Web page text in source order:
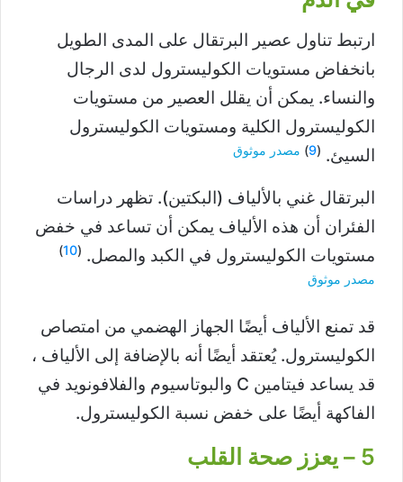
ارتبط تناول عصير البرتقال على المدى الطويل
بانخفاض مستويات الكوليسترول لدى الرجال
والنساء. يمكن أن يقلل العصير من مستويات
الكوليسترول الكلية ومستويات الكوليسترول
السيئ. (
9
) مصدر موثوق
البرتقال غني بالألياف (البكتين). تظهر دراسات
الفئران أن هذه الألياف يمكن أن تساعد في خفض
مستويات الكوليسترول في الكبد والمصل. (
10
)
مصدر موثوق
قد تمنع الألياف أيضًا الجهاز الهضمي من امتصاص
الكوليسترول. يُعتقد أيضًا أنه بالإضافة إلى الألياف ،
قد يساعد فيتامين C والبوتاسيوم والفلافونويد في
الفاكهة أيضًا على خفض نسبة الكوليسترول.
5 – يعزز صحة القلب